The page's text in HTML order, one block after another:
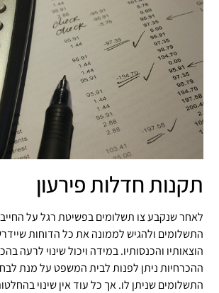
תקנות חדלות פירעון
לאחר שנקבע צו תשלומים בפשיטת רגל על
התשלומים ולהגיש לממונה את כל הדוחות
הוצאותיו והכנסותיו. במידה ויכול שינוי לרעה
ההכרחיות ניתן לפנות לבית המשפט על מנת
התשלומים שניתן לו. אך כל עוד אין שינוי